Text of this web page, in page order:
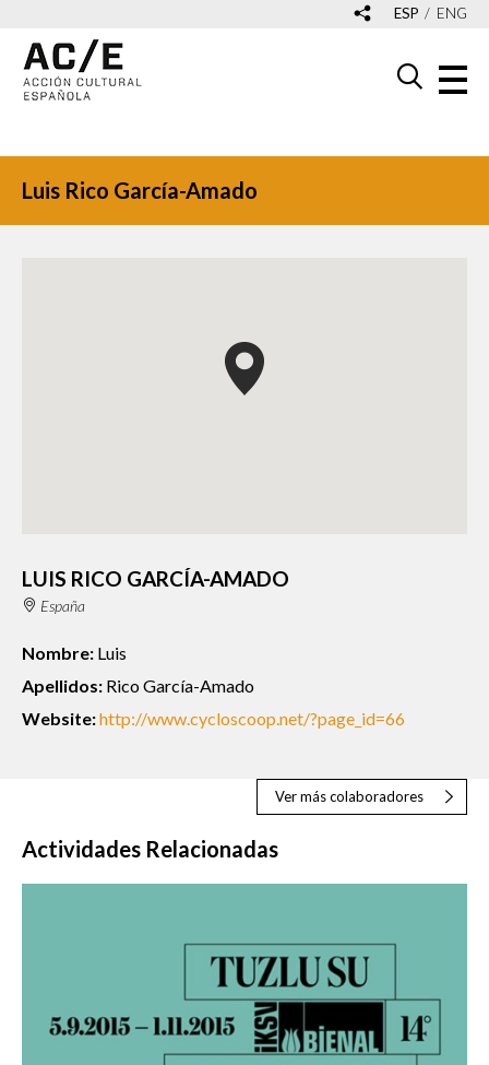
ESP ENG
Luis Rico García-Amado
LUIS RICO GARCÍA-AMADO
España
Nombre: Luis
Apellidos: Rico García-Amado
Website:http://www.cycloscoop.net/?page_id=66
Ver más colaboradores
Actividades Relacionadas